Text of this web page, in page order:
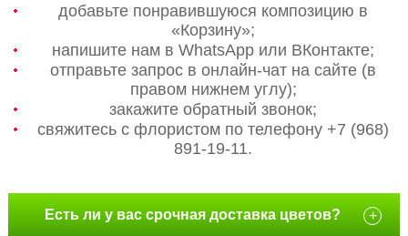
добавьте понравившуюся композицию в
«Корзину»;
напишите нам в WhatsApp или ВКонтакте;
отправьте запрос в онлайн-чат на сайте (в
правом нижнем углу);
закажите обратный звонок;
свяжитесь с флористом по телефону +7 (968)
891-19-11.
Есть ли у вас срочная доставка цветов? +